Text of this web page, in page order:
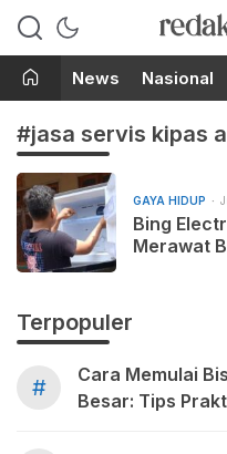
Berita
News Nasional
#jasa servis kipas
GAYA HIDUP
Bing
Merawat
Terpopuler
#
Cara Memulai
Besar: Tips